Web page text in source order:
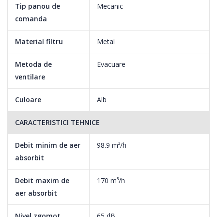
Eficienta sporita Hota Albatros dispune de un motor cu o
putere de 60W si are o capacitate de absorbtie a aerului de 99-
170 m3/ora.
de energie de numai 84kwh.
Tip panou de
comanda
Mecanic
Material filtru Metal
Metoda de
ventilare
Evacuare
Culoare Alb
CARACTERISTICI TEHNICE
Debit minim de aer
absorbit
98.9 m³/h
Debit maxim de
aer absorbit
170 m³/h